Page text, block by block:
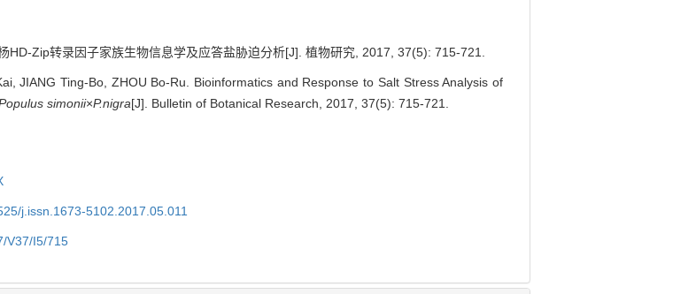
HD-Zip转录因子家族生物信息学及应答盐胁迫分析[J]. 植物研究, 2017, 37(5): 715-721.
JIANG Ting-Bo, ZHOU Bo-Ru. Bioinformatics and Response to Salt Stress Analysis of
simonii×P.nigra[J]. Bulletin of Botanical Research, 2017, 37(5): 715-721.
j.issn.1673-5102.2017.05.011
V37/I5/715